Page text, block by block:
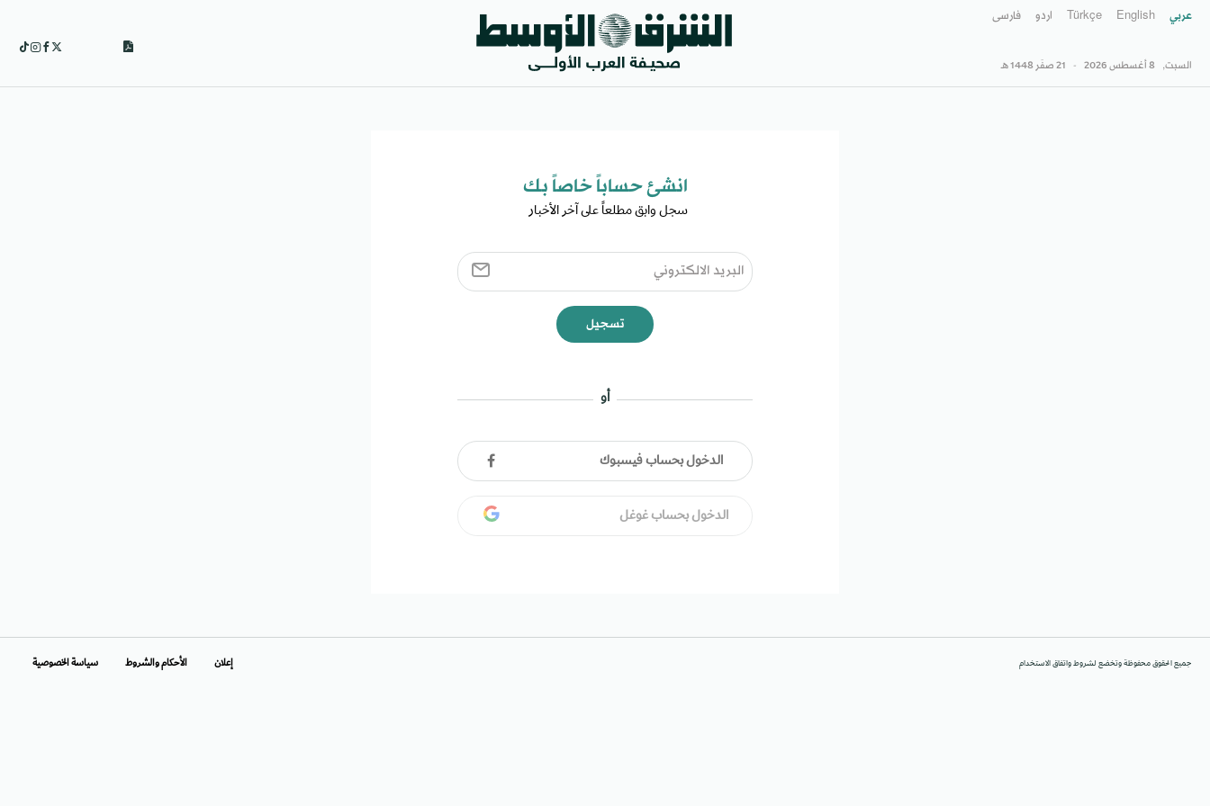
عربي English
Türkçe اردو فارسى
السبت, 8 أغسطس 2026 - 21 صفَر 1448 هـ
انشئ حساباً خاصاً بك​
سجل وابق مطلعاً على آخر الأخبار ​
تسجيل
أو
الدخول بحساب فيسبوك
الدخول بحساب غوغل
جميع الحقوق محفوظة وتخضع لشروط واتفاق الاستخدام إعلان الأحكام والشروط سياسة الخصوصية